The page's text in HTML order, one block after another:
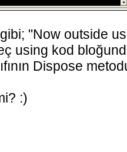
"Now outside
using kod
Dispose
:)